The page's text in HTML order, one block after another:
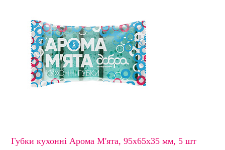
Губки кухонні Арома М'ята, 95х65х35 мм, 5 шт